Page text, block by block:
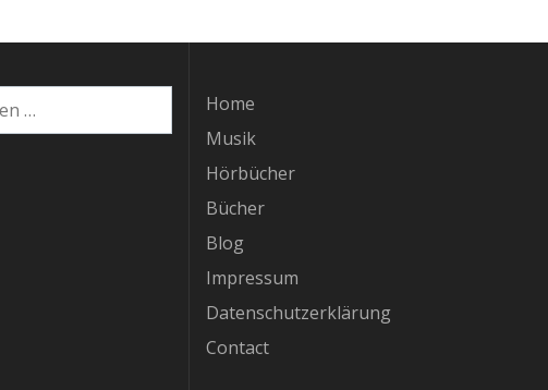
Home
Musik
Hörbücher
Bücher
Blog
Impressum
Datenschutzerklärung
Contact